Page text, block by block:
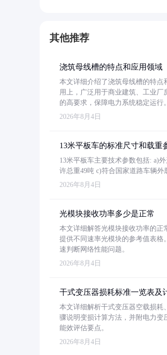
其他推荐
浇筑母线槽的特点和应用领域
本文详细介绍了浇筑母线槽的特点
用上，广泛用于商业建筑、工业
的高要求，保障电力系统稳定运行。
2026年8月4日
13米平板车的标准尺寸和载重
13米平板车主要技术参数包括: a)
许总重49吨 c)符合国家道路车辆
2026年8月4日
光模块接收功率多少是正常
本文详细解答光模块接收功率的正
提供不同速率光模块的参考值表
速判断网络性能问题。
2026年8月4日
干式变压器损耗标准一览表及
本文详细解析干式变压器空载损耗
骤说明变损计算方法，并附电力变
能效评估要点。
2026年8月4日